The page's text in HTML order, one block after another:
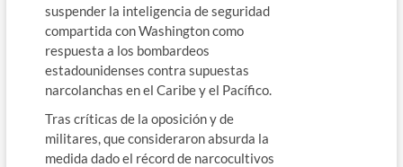
suspender la inteligencia de seguridad
compartida con Washington como
respuesta a los bombardeos
estadounidenses contra supuestas
narcolanchas en el Caribe y el Pacífico.
Tras críticas de la oposición y de
militares, que consideraron absurda la
medida dado el récord de narcocultivos